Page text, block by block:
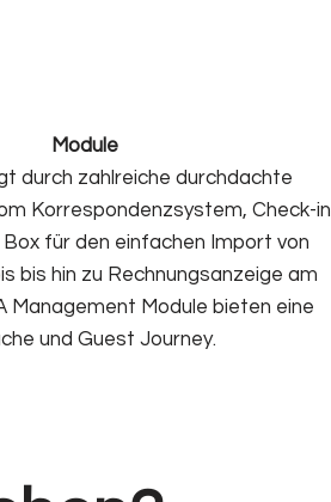
Module
durch zahlreiche durchdachte
Korrespondenzsystem, Check-in
Box für den einfachen Import von
bis hin zu Rechnungsanzeige am
Management Module bieten eine
und Guest Journey.